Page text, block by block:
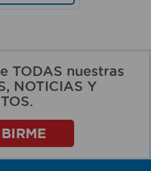
TODAS nuestras
NOTICIAS Y